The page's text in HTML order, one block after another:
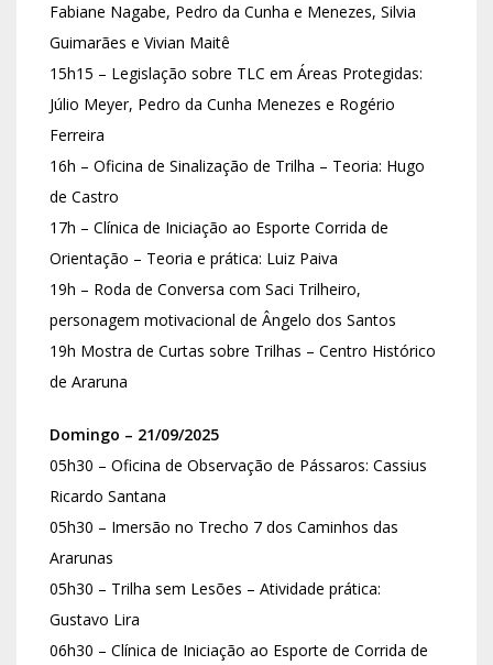
Fabiane Nagabe, Pedro da Cunha e Menezes, Silvia
Guimarães e Vivian Maitê
15h15 – Legislação sobre TLC em Áreas Protegidas:
Júlio Meyer, Pedro da Cunha Menezes e Rogério
Ferreira
16h – Oficina de Sinalização de Trilha – Teoria: Hugo
de Castro
17h – Clínica de Iniciação ao Esporte Corrida de
Orientação – Teoria e prática: Luiz Paiva
19h – Roda de Conversa com Saci Trilheiro,
personagem motivacional de Ângelo dos Santos
19h Mostra de Curtas sobre Trilhas – Centro Histórico
de Araruna
Domingo – 21/09/2025
05h30 – Oficina de Observação de Pássaros: Cassius
Ricardo Santana
05h30 – Imersão no Trecho 7 dos Caminhos das
Ararunas
05h30 – Trilha sem Lesões – Atividade prática:
Gustavo Lira
06h30 – Clínica de Iniciação ao Esporte de Corrida de